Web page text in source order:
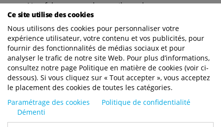
Nutzfahrzeugmechatroniker oder
eine Ausbildung in verwandten Bereichen, gerne
auch Kfz-Mechatroniker für System- und
Hochvolttechnik
Vorteilhaft: Hydraulik-, Schweißkenntnisse sowie
Kenntnisse in der KFZ-Elektrik
Flexibilität, Mobilität und Einsatzbereitschaft
Teamfähigkeit und Loyalität
Führerschein Klasse B
Ce site utilise des cookies
Nous utilisons des cookies pour personnaliser votre
expérience utilisateur, votre contenu et vos publicités, pour
fournir des fonctionnalités de médias sociaux et pour
analyser le trafic de notre site Web. Pour plus d’informations,
consultez notre page Politique en matière de cookies (voir ci-
dessous). Si vous cliquez sur « Tout accepter », vous acceptez
le placement des cookies de toutes les catégories.
Paramétrage des cookies
Politique de confidentialité
Démenti